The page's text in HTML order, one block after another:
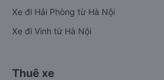
Xe đi Hải Phòng từ Hà Nội
Xe đi Vinh từ Hà Nội
Thuê xe